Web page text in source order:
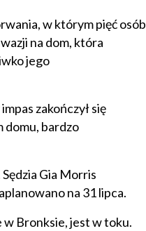
w którym pięć osób
na dom, która
jego
zakończył się
domu, bardzo
Gia Morris
na 31 lipca.
Bronksie, jest w toku.